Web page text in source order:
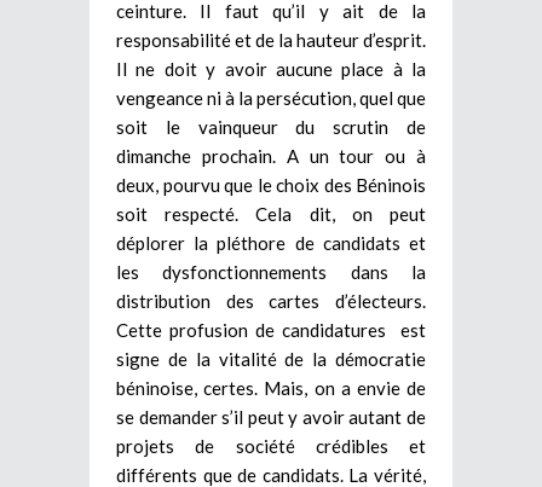
ceinture. Il faut qu’il y ait de la
responsabilité et de la hauteur d’esprit.
Il ne doit y avoir aucune place à la
vengeance ni à la persécution, quel que
soit le vainqueur du scrutin de
dimanche prochain. A un tour ou à
deux, pourvu que le choix des Béninois
soit respecté. Cela dit, on peut
déplorer la pléthore de candidats et
les dysfonctionnements dans la
distribution des cartes d’électeurs.
Cette profusion de candidatures est
signe de la vitalité de la démocratie
béninoise, certes. Mais, on a envie de
se demander s’il peut y avoir autant de
projets de société crédibles et
différents que de candidats. La vérité,